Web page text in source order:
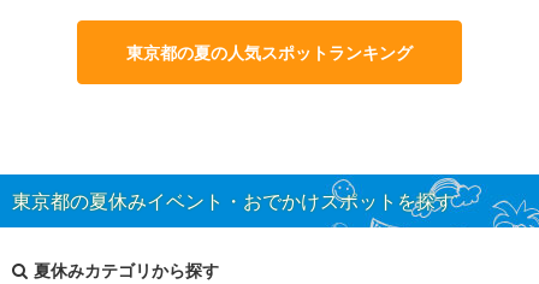
東京都の夏の人気スポットランキング
東京都の夏休みイベント・おでかけスポットを探す
夏休みカテゴリから探す